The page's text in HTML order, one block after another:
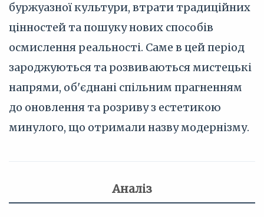
буржуазної культури, втрати традиційних
цінностей та пошуку нових способів
осмислення реальності. Саме в цей період
зароджуються та розвиваються мистецькі
напрями, об'єднані спільним прагненням
до оновлення та розриву з естетикою
минулого, що отримали назву модернізму.
Аналіз